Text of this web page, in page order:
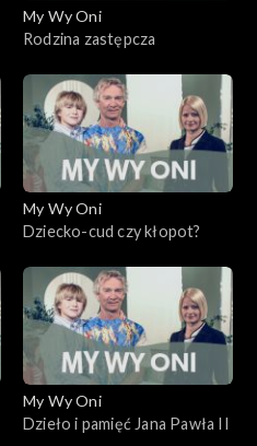
My Wy Oni
Rodzina zastępcza
My Wy Oni
Dziecko-cud czy kłopot?
My Wy Oni
Dzieło i pamięć Jana Pawła II